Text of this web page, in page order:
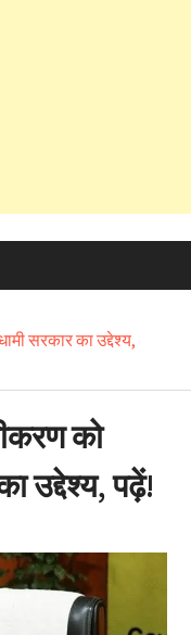
सरकार का उद्देश्य,
को
उद्देश्य, पढ़ें!